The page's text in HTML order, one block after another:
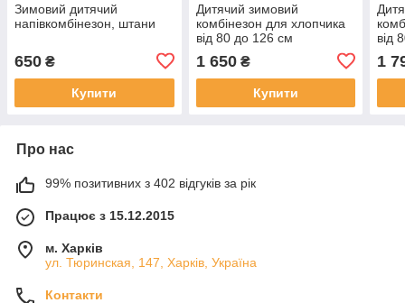
Зимовий дитячий
напівкомбінезон, штани
650 ₴
Купити
Дитячий зимовий
комбінезон для хлопчика
від 80 до 126 см
1 650₴
Купити
від
1
Про нас
99% позитивних з 402 відгуків за рік
Працює з 15.12.2015
м. Харків
ул. Тюринская, 147, Харків, Україна
Контакти